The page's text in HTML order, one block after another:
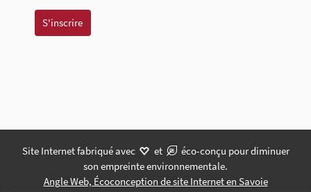
Site Internet fabriqué avec et
éco-conçu pour diminuer
son empreinte environnementale.
Angle Web, Écoconception de site Internet en Savoie